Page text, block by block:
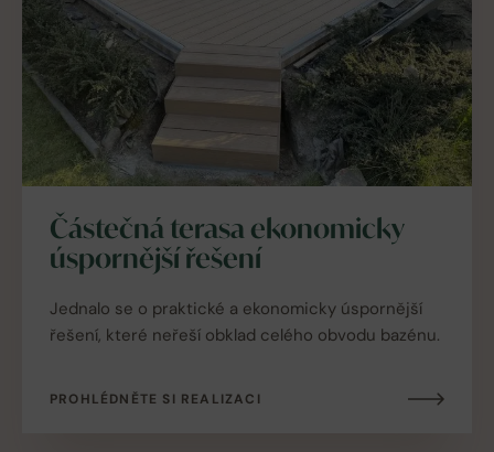
Částečná terasa ekonomicky
úspornější řešení
Jednalo se o praktické a ekonomicky úspornější
řešení, které neřeší obklad celého obvodu bazénu.
PROHLÉDNĚTE SI REALIZACI